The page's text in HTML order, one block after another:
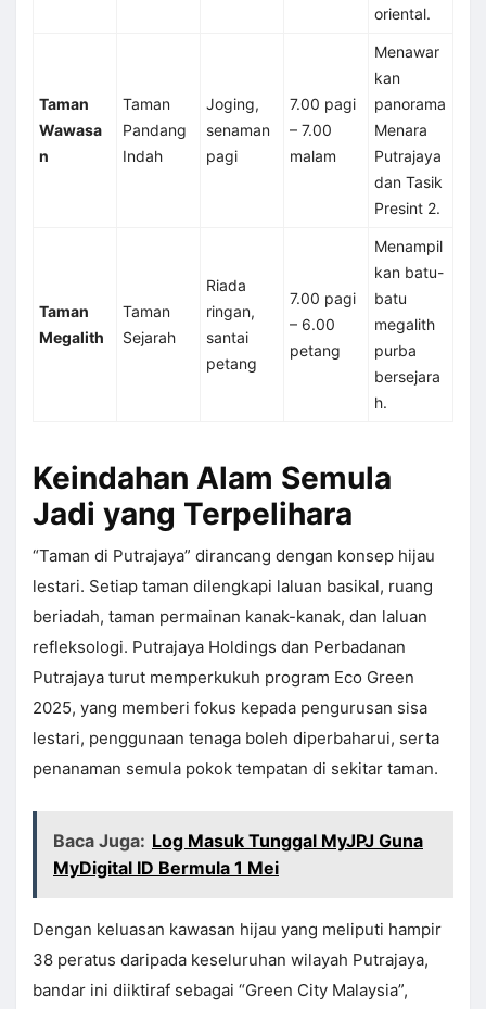
oriental.
Taman
Wawasa
n
Taman
Pandang
Indah
Joging,
senaman
pagi
7.00 pagi
– 7.00
malam
Menawar
kan
panorama
Menara
Putrajaya
dan Tasik
Presint 2.
Taman
Megalith
Taman
Sejarah
Riada
ringan,
santai
petang
7.00 pagi
– 6.00
petang
Menampil
kan batu-
batu
megalith
purba
bersejara
h.
Keindahan Alam Semula
Jadi yang Terpelihara
“Taman di Putrajaya” dirancang dengan konsep hijau
lestari. Setiap taman dilengkapi laluan basikal, ruang
beriadah, taman permainan kanak-kanak, dan laluan
refleksologi. Putrajaya Holdings dan Perbadanan
Putrajaya turut memperkukuh program Eco Green
2025, yang memberi fokus kepada pengurusan sisa
lestari, penggunaan tenaga boleh diperbaharui, serta
penanaman semula pokok tempatan di sekitar taman.
Baca Juga: Log Masuk Tunggal MyJPJ Guna
MyDigital ID Bermula 1 Mei
Dengan keluasan kawasan hijau yang meliputi hampir
38 peratus daripada keseluruhan wilayah Putrajaya,
bandar ini diiktiraf sebagai “Green City Malaysia”,